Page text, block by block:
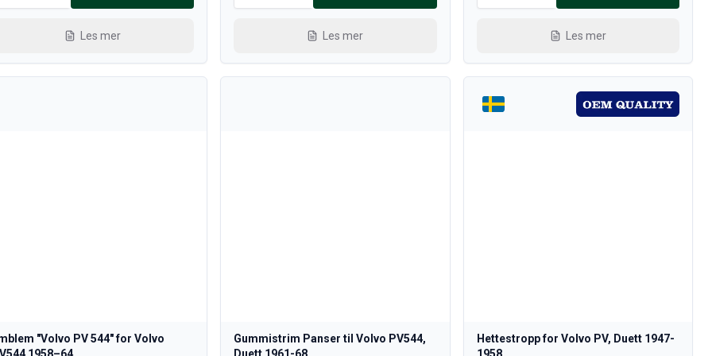
Les mer Les mer Les mer
"Volvo PV 544" for Volvo
Gummistrim Panser til Volvo PV544,
Hettestropp for Volvo PV, Duett 1947-